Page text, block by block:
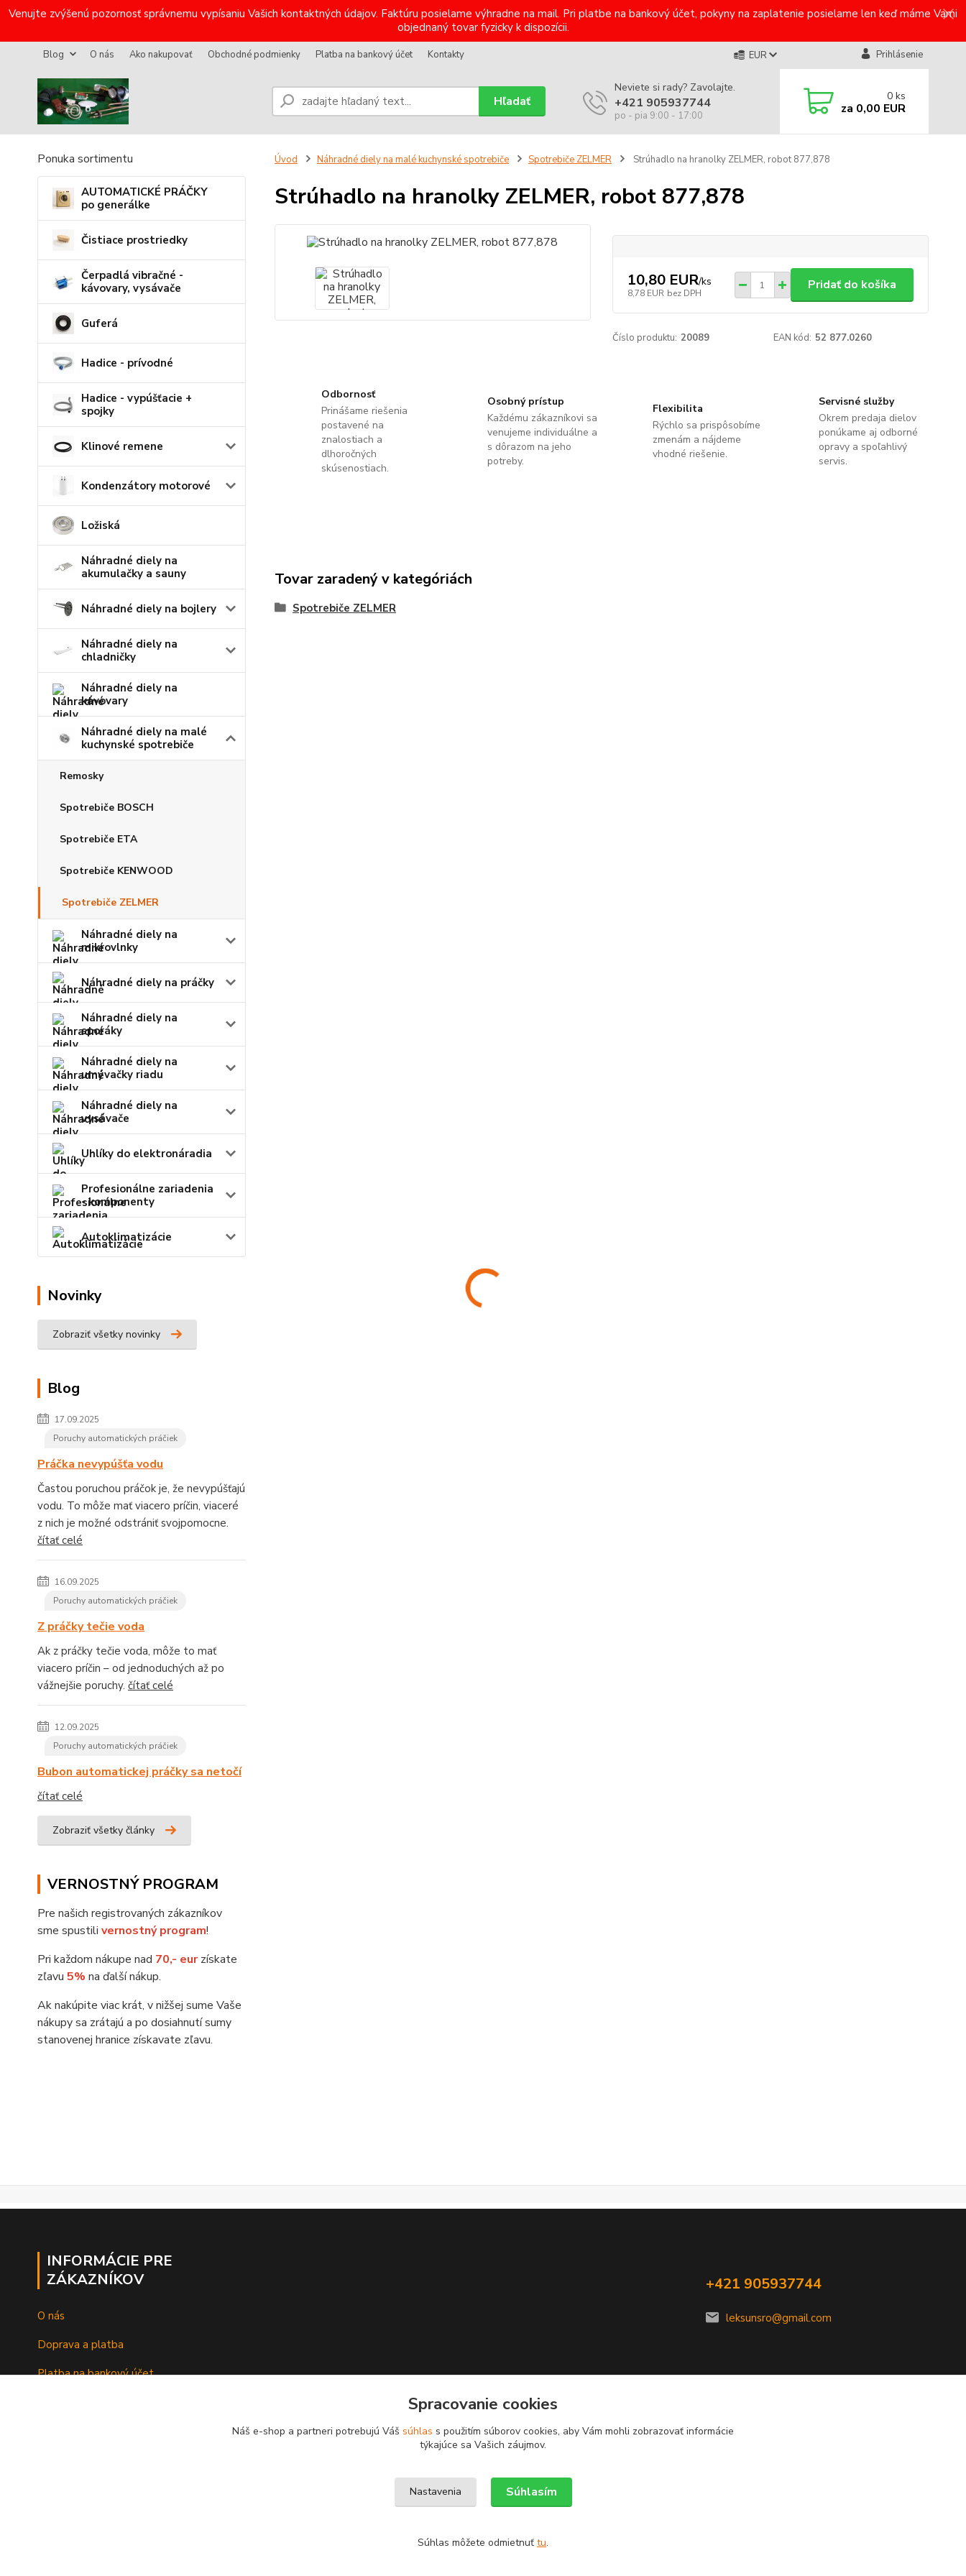
Venujte zvýšenú pozornosť správnemu vypísaniu Vašich kontaktných údajov. Faktúru posielame výhradne na mail. Pri platbe na bankový účet, pokyny na zaplatenie posielame len keď máme Vami
objednaný tovar fyzicky k dispozícii.
Blog O nás Ako nakupovať Obchodné podmienky Platba na bankový účet Kontakty EUR Prihlásenie
Hľadať
Neviete si rady? Zavolajte.
+421 905937744
po - pia 9:00 - 17:00
0 ks
za 0,00 EUR
Ponuka sortimentu
AUTOMATICKÉ PRÁČKY
po generálke
Čistiace prostriedky
Čerpadlá vibračné -
kávovary, vysávače
Guferá
Hadice - prívodné
Hadice - vypúšťacie +
spojky
Klinové remene
Kondenzátory motorové
Ložiská
Náhradné diely na
akumulačky a sauny
Náhradné diely na bojlery
Náhradné diely na
chladničky
Náhradné diely na
kávovary
Náhradné diely na malé
kuchynské spotrebiče
Remosky
Spotrebiče BOSCH
Spotrebiče ETA
Spotrebiče KENWOOD
Spotrebiče ZELMER
Náhradné diely na
mikrovlnky
Náhradné diely na práčky
Náhradné diely na
sporáky
Náhradné diely na
umývačky riadu
Náhradné diely na
vysávače
Uhlíky do elektronáradia
Profesionálne zariadenia
- komponenty
Autoklimatizácie
Novinky
Zobraziť všetky novinky
Blog
17.09.2025
Poruchy automatických práčiek
Práčka nevypúšťa vodu
Častou poruchou práčok je, že nevypúšťajú
vodu. To môže mať viacero príčin, viaceré
z nich je možné odstrániť svojpomocne.
čítať celé
16.09.2025
Poruchy automatických práčiek
Z práčky tečie voda
Ak z práčky tečie voda, môže to mať
viacero príčin – od jednoduchých až po
vážnejšie poruchy. čítať celé
12.09.2025
Poruchy automatických práčiek
Bubon automatickej práčky sa netočí
čítať celé
Zobraziť všetky články
VERNOSTNÝ PROGRAM
Pre našich registrovaných zákazníkov
sme spustili vernostný program!
Pri každom nákupe nad 70,- eurzískate
zľavu 5% na ďalší nákup.
Ak nakúpite viac krát, v nižšej sume Vaše
nákupy sa zrátajú a po dosiahnutí sumy
stanovenej hranice získavate zľavu.
Úvod Náhradné diely na malé kuchynské spotrebiče Spotrebiče ZELMER Strúhadlo na hranolky ZELMER, robot 877,878
Strúhadlo na hranolky ZELMER, robot 877,878
10,80 EUR/ks
8,78 EUR bez DPH
Pridať do košíka
Číslo produktu: 20089 EAN kód: 52 877.0260
Odbornosť
Prinášame riešenia
postavené na
znalostiach a
dlhoročných
skúsenostiach.
Osobný prístup
Každému zákazníkovi sa
venujeme individuálne a
s dôrazom na jeho
potreby.
Flexibilita
Rýchlo sa prispôsobíme
zmenám a nájdeme
vhodné riešenie.
Servisné služby
Okrem predaja dielov
ponúkame aj odborné
opravy a spoľahlivý
servis.
Tovar zaradený v kategóriách
Spotrebiče ZELMER
INFORMÁCIE PRE
ZÁKAZNÍKOV
O nás
Doprava a platba
Platba na bankový účet
+421 905937744
leksunsro@gmail.com
Upravit sběr cookies.
Spracovanie cookies
Náš e-shop a partneri potrebujú Váš súhlas s použitím súborov cookies, aby Vám mohli zobrazovať informácie
týkajúce sa Vašich záujmov.
Nastavenia Súhlasím
Súhlas môžete odmietnuť tu.